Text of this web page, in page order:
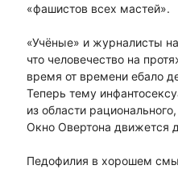
«фашистов всех мастей».
«Учёные» и журналисты
что человечество на
время от времени ебало
Теперь тему
из области
Окно Овертона движется
Педофилия в хорошем